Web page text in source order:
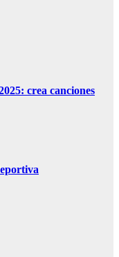
crea canciones